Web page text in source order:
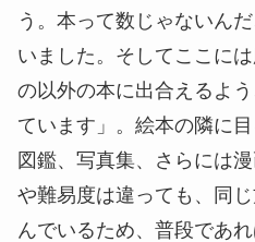
う。本って数じゃないん
いました。そしてここに
の以外の本に出合えるよ
ています」。絵本の隣に
図鑑、写真集、さらには
や難易度は違っても、同
んでいるため、普段であ